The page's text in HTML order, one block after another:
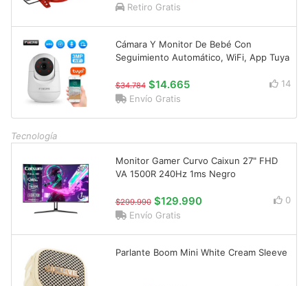
Retiro Gratis
Cámara Y Monitor De Bebé Con
Seguimiento Automático, WiFi, App Tuya
$34.784 $14.665
14
Envío Gratis
Tecnología
Monitor Gamer Curvo Caixun 27" FHD
VA 1500R 240Hz 1ms Negro
$299.990 $129.990
0
Envío Gratis
Parlante Boom Mini White Cream Sleeve